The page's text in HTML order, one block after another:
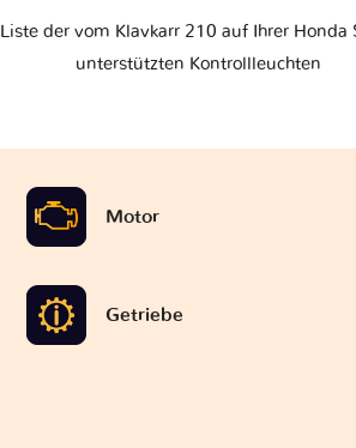
Liste der vom Klavkarr 210 auf Ihrer Honda
unterstützten Kontrollleuchten
Motor
Getriebe